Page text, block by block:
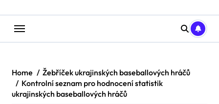
Home
Žebříček ukrajinských baseballových hráčů
Kontrolní seznam pro hodnocení statistik
ukrajinských baseballových hráčů